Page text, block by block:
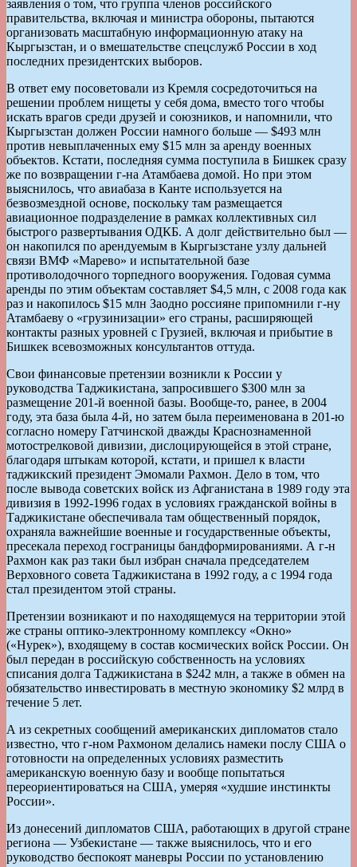
заявления о том, что группа членов российского
правительства, включая и министра обороны, пытаются
организовать масштабную информационную атаку на
Кыргызстан, и о вмешательстве спецслужб России в ход
последних президентских выборов.
В ответ ему посоветовали из Кремля сосредоточиться на
решении проблем нищеты у себя дома, вместо того чтобы
искать врагов среди друзей и союзников, и напомнили, что
Кыргызстан должен России намного больше — $493 млн
против невыплаченных ему $15 млн за аренду военных
объектов. Кстати, последняя сумма поступила в Бишкек сразу
же по возвращении г-на Атамбаева домой. Но при этом
выяснилось, что авиабаза в Канте используется на
безвозмездной основе, поскольку там размещается
авиационное подразделение в рамках коллективных сил
быстрого развертывания ОДКБ. А долг действительно был —
он накопился по арендуемым в Кыргызстане узлу дальней
связи ВМФ «Марево» и испытательной базе
противолодочного торпедного вооружения. Годовая сумма
аренды по этим объектам составляет $4,5 млн, с 2008 года как
раз и накопилось $15 млн Заодно россияне припомнили г-ну
Атамбаеву о «грузинизации» его страны, расширяющей
контакты разных уровней с Грузией, включая и прибытие в
Бишкек всевозможных консультантов оттуда.
Свои финансовые претензии возникли к России у
руководства Таджикистана, запросившего $300 млн за
размещение 201-й военной базы. Вообще-то, ранее, в 2004
году, эта база была 4-й, но затем была переименована в 201-ю
согласно номеру Гатчинской дважды Краснознаменной
мотострелковой дивизии, дислоцирующейся в этой стране,
благодаря штыкам которой, кстати, и пришел к власти
таджикский президент Эмомали Рахмон. Дело в том, что
после вывода советских войск из Афганистана в 1989 году эта
дивизия в 1992-1996 годах в условиях гражданской войны в
Таджикистане обеспечивала там общественный порядок,
охраняла важнейшие военные и государственные объекты,
пресекала переход госграницы бандформированиями. А г-н
Рахмон как раз таки был избран сначала председателем
Верховного совета Таджикистана в 1992 году, а с 1994 года
стал президентом этой страны.
Претензии возникают и по находящемуся на территории этой
же страны оптико-электронному комплексу «Окно»
(«Нурек»), входящему в состав космических войск России. Он
был передан в российскую собственность на условиях
списания долга Таджикистана в $242 млн, а также в обмен на
обязательство инвестировать в местную экономику $2 млрд в
течение 5 лет.
А из секретных сообщений американских дипломатов стало
известно, что г-ном Рахмоном делались намеки послу США о
готовности на определенных условиях разместить
американскую военную базу и вообще попытаться
переориентироваться на США, умеряя «худшие инстинкты
России».
Из донесений дипломатов США, работающих в другой стране
региона — Узбекистане — также выяснилось, что и его
руководство беспокоят маневры России по установлению